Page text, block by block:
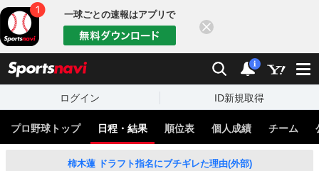
一球ごとの速報はアプリで
検索 通知
i
ログイン ID新規取得
プロ野球トップ 日程・結果 順位表 個人成績 チーム
柿木蓮 ドラフト指名にブチギレた理由(外部)